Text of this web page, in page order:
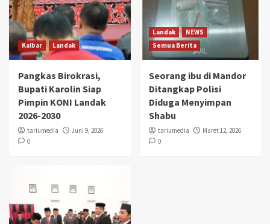
Kalbar Landak
Pangkas Birokrasi,
Bupati Karolin Siap
Pimpin KONI Landak
2026-2030
tariumedia
Juni 9, 2026
0
Landak
NEWS
Semua Berita
Seorang ibu di Mandor
Ditangkap Polisi
Diduga Menyimpan
Shabu
tariumedia
Maret 12, 2026
0